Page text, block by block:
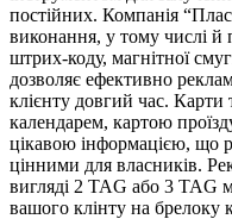
постійних. Компанія
виконання, у тому числі й
штрих-коду, магнітної
дозволяє ефективно
клієнту довгий час.
календарем, картою
цікавою інформацією, що
цінними для власників.
вигляді 2 TAG або 3 TAG
вашого клінту на брелоку